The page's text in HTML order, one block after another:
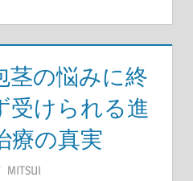
茎の悩みに終
受けられる進
療の真実
MITSUI